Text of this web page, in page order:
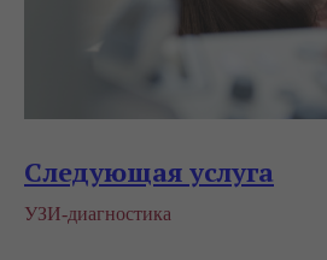
Следующая услуга
УЗИ-диагностика